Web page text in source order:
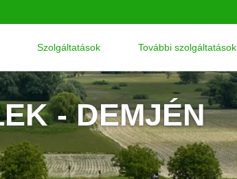
Szolgáltatások További szolgáltatások
- DEMJÉN